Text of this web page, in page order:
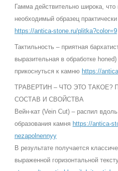
Гамма действительно широка, что
необходимый образец
https://antica-stone.ru/plitka?color=9
Тактильность – приятная
выразительная в обработке
прикоснуться к камню https://
ТРАВЕРТИН – ЧТО ЭТО ТАКОЕ?
СОСТАВ И СВОЙСТВА
Вейн-кат (Vein Cut) – распил
образования камня https://antica-
nezapolnennyy
В результате получается
выраженной горизонтальной